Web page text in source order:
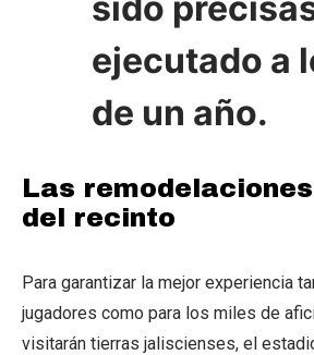
ejecutado a
de un año.
Las
del recinto
Para garantizar la mejor experiencia
jugadores como para los miles de
visitarán tierras jaliscienses, el